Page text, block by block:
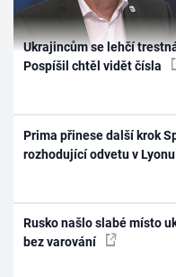
Ukrajincům se lehčí
Pospíšil chtěl vidět čísla
Prima přinese další krok
rozhodující odvetu v Lyonu
Rusko našlo slabé místo
bez varování